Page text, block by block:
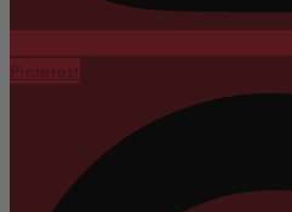
Pinterest